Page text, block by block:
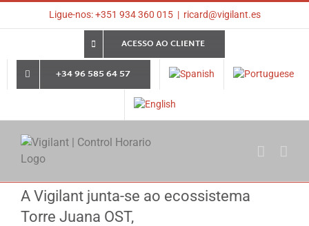
Ligue-nos: +351 934 360 015 | ricard@vigilant.es
ACESSO AO CLIENTE
+34 96 585 64 57
A Vigilant junta-se ao ecossistema
Torre Juana OST,